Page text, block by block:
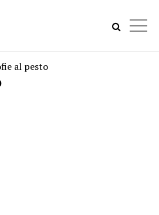
al pesto